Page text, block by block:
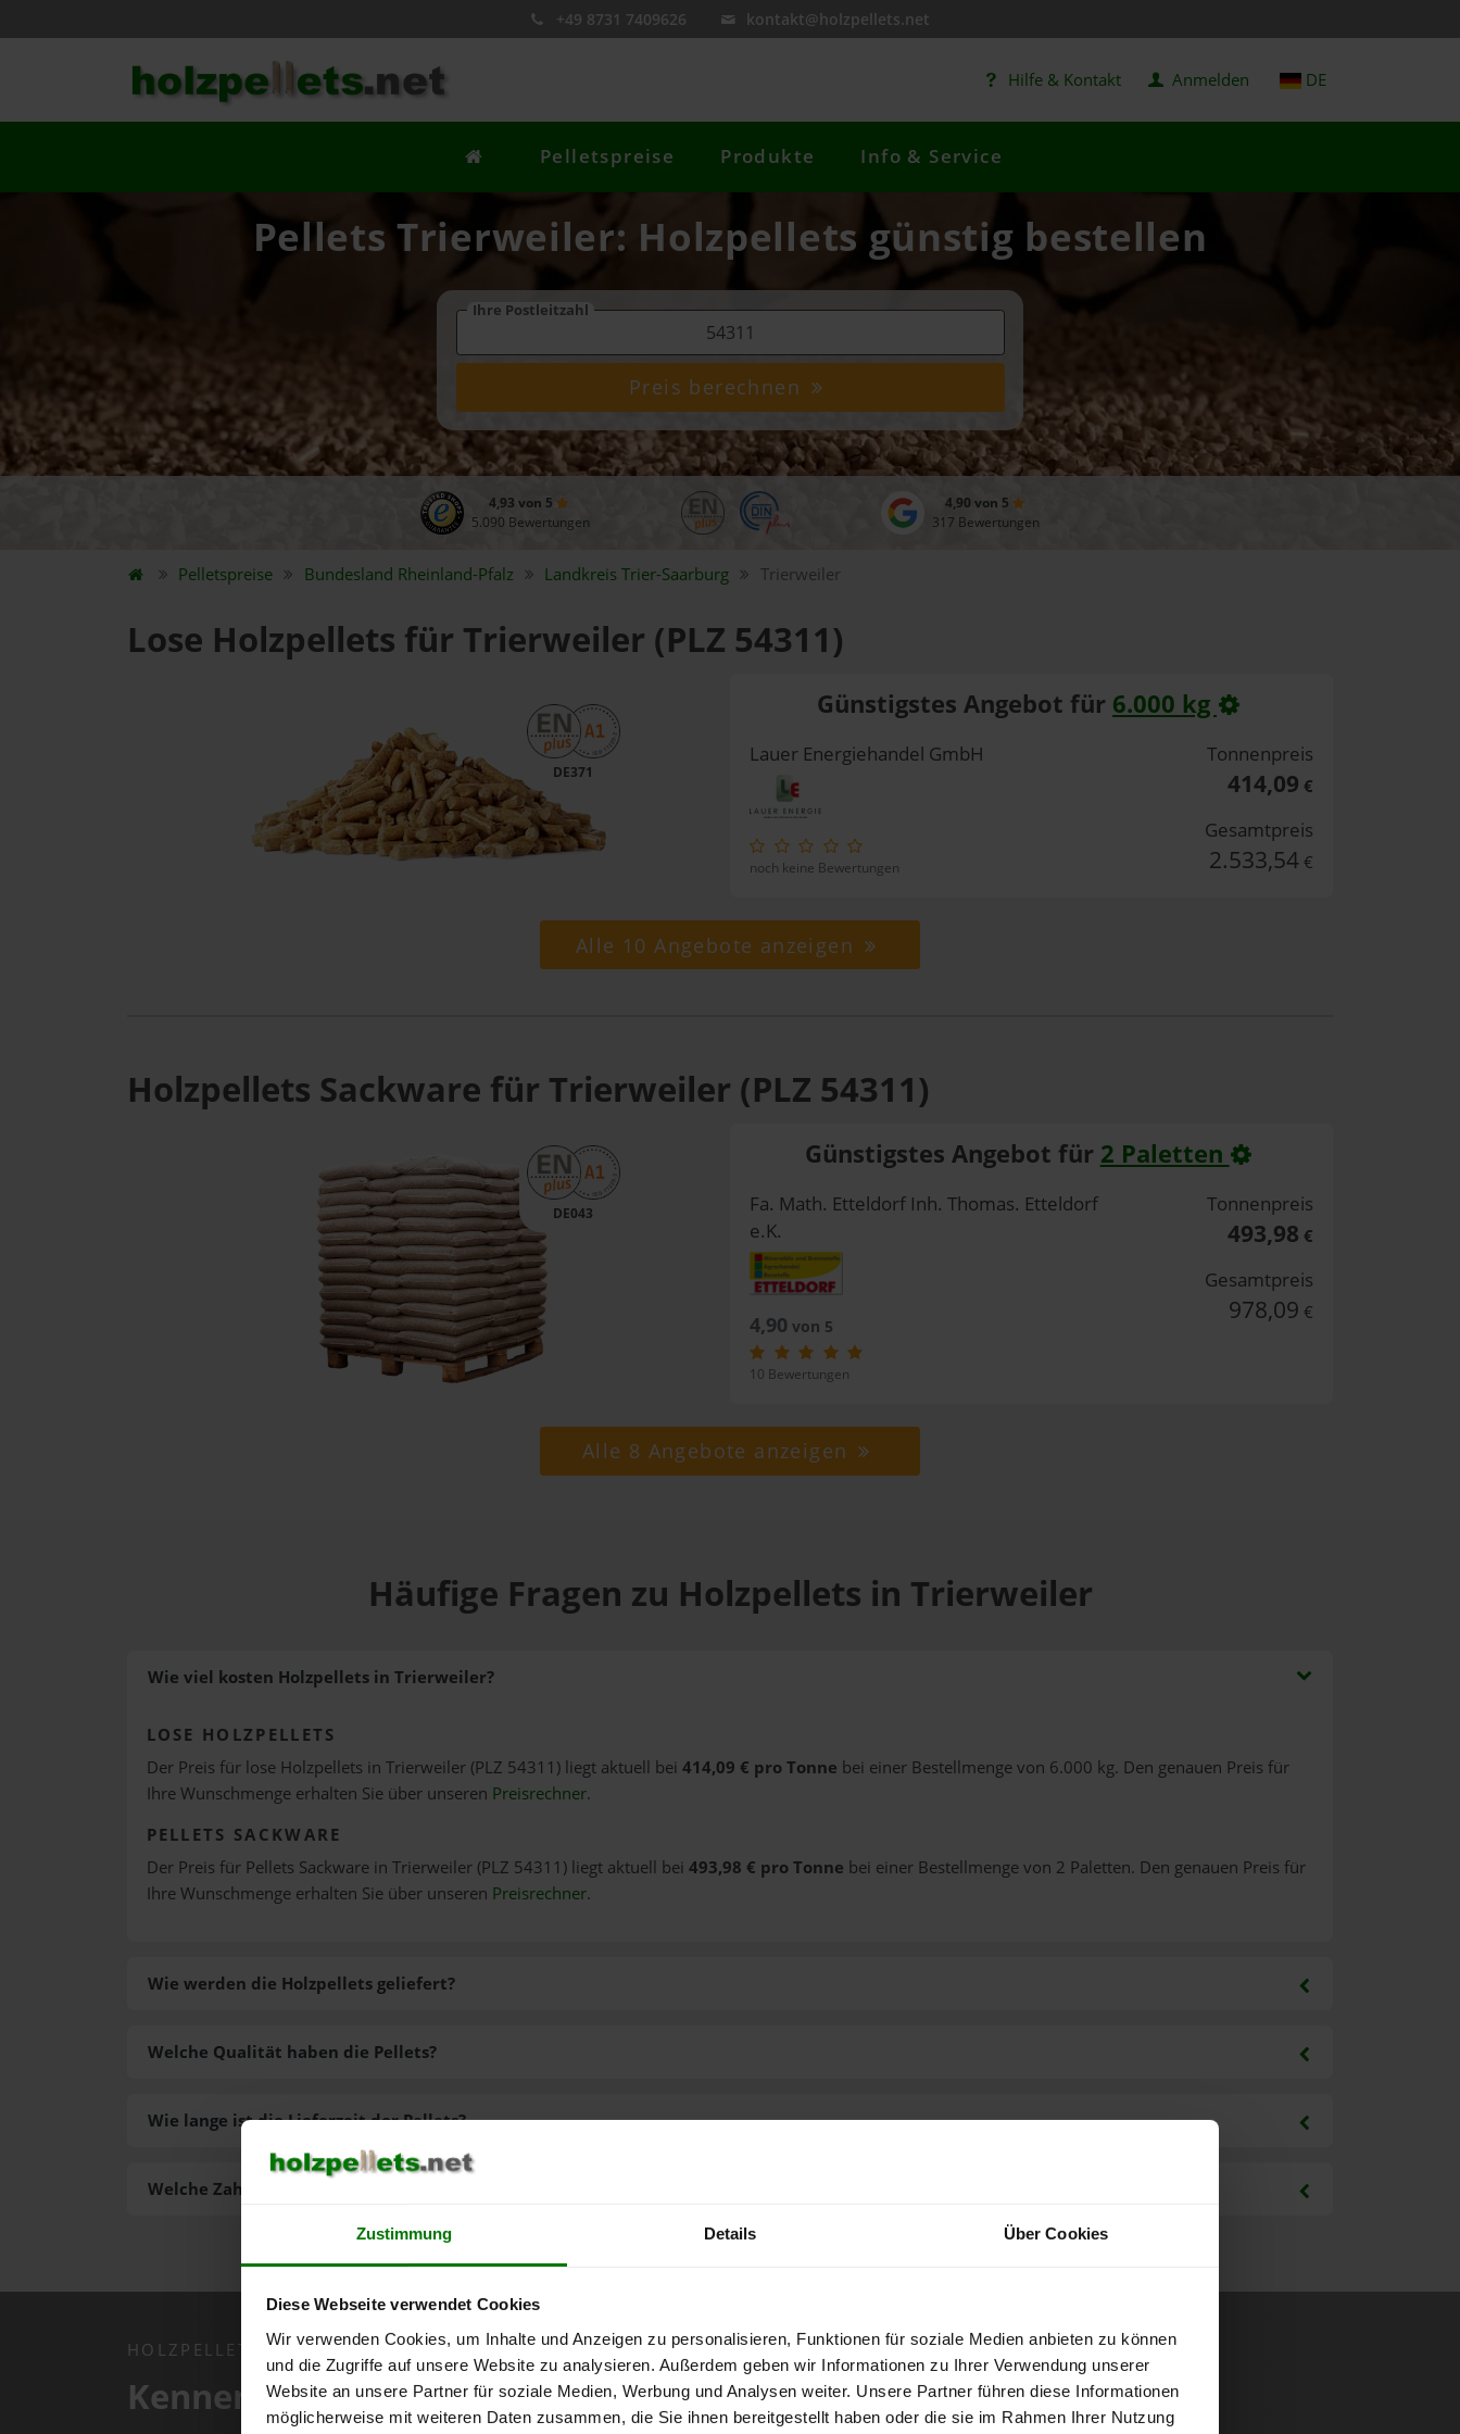
Zustimmung Details Über Cookies
Diese Webseite verwendet Cookies
Wir verwenden Cookies, um Inhalte und Anzeigen zu personalisieren, Funktionen für soziale Medien anbieten zu können
und die Zugriffe auf unsere Website zu analysieren. Außerdem geben wir Informationen zu Ihrer Verwendung unserer
Website an unsere Partner für soziale Medien, Werbung und Analysen weiter. Unsere Partner führen diese Informationen
möglicherweise mit weiteren Daten zusammen, die Sie ihnen bereitgestellt haben oder die sie im Rahmen Ihrer Nutzung
+49 8731 7409626 kontakt@holzpellets.net
Hilfe & Kontakt Anmelden DE
Pelletspreise Produkte Info & Service
Pellets Trierweiler: Holzpellets günstig bestellen
Ihre Postleitzahl
Preis berechnen
4,93 von 5
5.090 Bewertungen
4,90 von 5
317 Bewertungen
Pelletspreise Bundesland Rheinland-Pfalz LandkreisTrier-Saarburg Trierweiler
Lose Holzpellets für Trierweiler (PLZ 54311)
DE371
Günstigstes Angebot für 6.000 kg
Lauer Energiehandel GmbH
noch keine Bewertungen
Tonnenpreis
414,09 €
Gesamtpreis
2.533,54 €
Alle 10 Angebote anzeigen
Holzpellets Sackware für Trierweiler (PLZ 54311)
DE043
Günstigstes Angebot für 2 Paletten
Fa. Math. Etteldorf Inh. Thomas. Etteldorf
e.K.
4,90 von 5
10 Bewertungen
Tonnenpreis
493,98 €
Gesamtpreis
978,09 €
Alle 8 Angebote anzeigen
Häufige Fragen zu Holzpellets in Trierweiler
Wie viel kosten Holzpellets in Trierweiler?
LOSE HOLZPELLETS
Der Preis für lose Holzpellets in Trierweiler (PLZ 54311) liegt aktuell bei 414,09 € pro Tonne bei einer Bestellmenge von 6.000 kg. Den genauen Preis für
Ihre Wunschmenge erhalten Sie über unseren Preisrechner.
PELLETS SACKWARE
Der Preis für Pellets Sackware in Trierweiler (PLZ 54311) liegt aktuell bei 493,98 € pro Tonne bei einer Bestellmenge von 2 Paletten. Den genauen Preis für
Ihre Wunschmenge erhalten Sie über unseren Preisrechner.
Wie werden die Holzpellets geliefert?
Welche Zahlungsarten gibt es?
Welche Qualität haben die Pellets?
Wie lange ist die Lieferzeit der Pellets?
HOLZPELLETS.NET APP
Kennen Sie schon unsere kostenlose